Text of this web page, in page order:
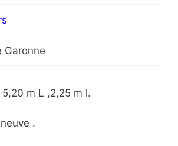
Garonne
m L ,2,25 m l.
.